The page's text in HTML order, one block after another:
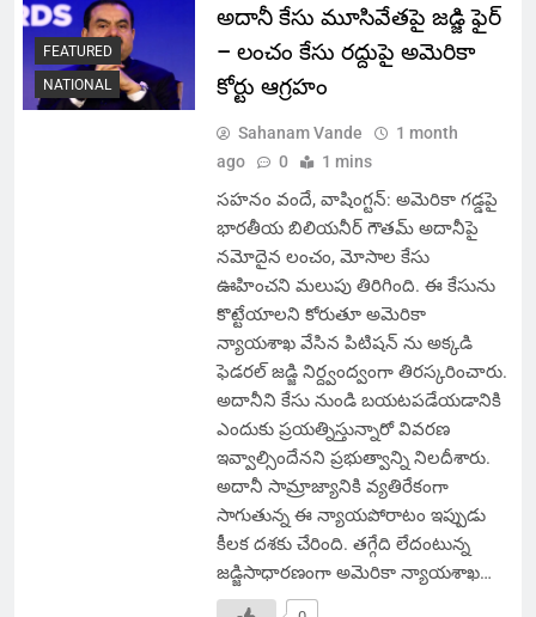
FEATURED
NATIONAL
అదానీ కేసు మూసివేతపై జడ్జి ఫైర్
– లంచం కేసు రద్దుపై అమెరికా
కోర్టు ఆగ్రహం
Sahanam Vande
1 month
ago
0 1 mins
సహనం వందే, వాషింగ్టన్: అమెరికా గడ్డపై
భారతీయ బిలియనీర్ గౌతమ్ అదానీపై
నమోదైన లంచం, మోసాల కేసు
ఊహించని మలుపు తిరిగింది. ఈ కేసును
కొట్టేయాలని కోరుతూ అమెరికా
న్యాయశాఖ వేసిన పిటిషన్ ను అక్కడి
ఫెడరల్ జడ్జి నిర్ద్వంద్వంగా తిరస్కరించారు.
అదానీని కేసు నుండి బయటపడేయడానికి
ఎందుకు ప్రయత్నిస్తున్నారో వివరణ
ఇవ్వాల్సిందేనని ప్రభుత్వాన్ని నిలదీశారు.
అదానీ సామ్రాజ్యానికి వ్యతిరేకంగా
సాగుతున్న ఈ న్యాయపోరాటం ఇప్పుడు
కీలక దశకు చేరింది. తగ్గేది లేదంటున్న
జడ్జిసాధారణంగా అమెరికా న్యాయశాఖ…